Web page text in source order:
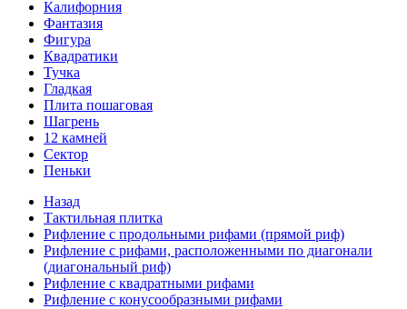
Калифорния
Фантазия
Фигура
Квадратики
Тучка
Гладкая
Плита пошаговая
Шагрень
12 камней
Сектор
Пеньки
Назад
Тактильная плитка
Рифление с продольными рифами (прямой риф)
Рифление с рифами, расположенными по диагонали
(диагональный риф)
Рифление с квадратными рифами
Рифление с конусообразными рифами